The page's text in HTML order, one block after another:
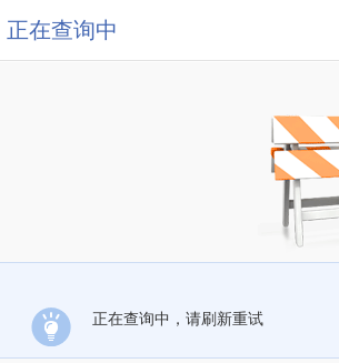
正在查询中
正在查询中，请刷新重试